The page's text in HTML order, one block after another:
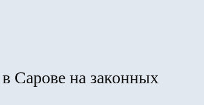
Сарове на законных